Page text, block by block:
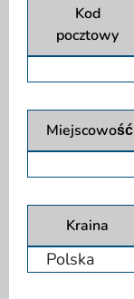
Kod
pocztowy
Miejscowość
Kraina